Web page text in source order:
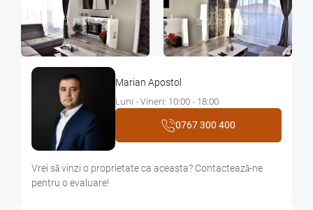
Marian Apostol
Luni - Vineri: 10:00 - 18:00
0767 300 400
Vrei sǎ vinzi o proprietate ca aceasta? Contacteazǎ-ne
pentru o evaluare!